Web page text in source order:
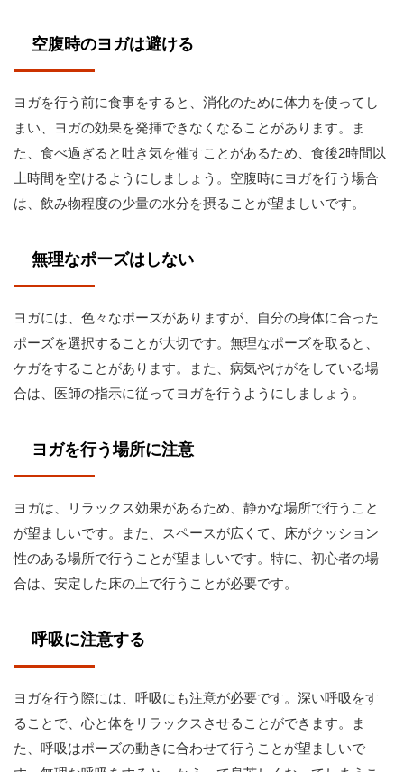
空腹時のヨガは避ける
ヨガを行う前に食事をすると、消化のために体力を使ってし
まい、ヨガの効果を発揮できなくなることがあります。ま
た、食べ過ぎると吐き気を催すことがあるため、食後2時間以
上時間を空けるようにしましょう。空腹時にヨガを行う場合
は、飲み物程度の少量の水分を摂ることが望ましいです。
無理なポーズはしない
ヨガには、色々なポーズがありますが、自分の身体に合った
ポーズを選択することが大切です。無理なポーズを取ると、
ケガをすることがあります。また、病気やけがをしている場
合は、医師の指示に従ってヨガを行うようにしましょう。
ヨガを行う場所に注意
ヨガは、リラックス効果があるため、静かな場所で行うこと
が望ましいです。また、スペースが広くて、床がクッション
性のある場所で行うことが望ましいです。特に、初心者の場
合は、安定した床の上で行うことが必要です。
呼吸に注意する
ヨガを行う際には、呼吸にも注意が必要です。深い呼吸をす
ることで、心と体をリラックスさせることができます。ま
た、呼吸はポーズの動きに合わせて行うことが望ましいで